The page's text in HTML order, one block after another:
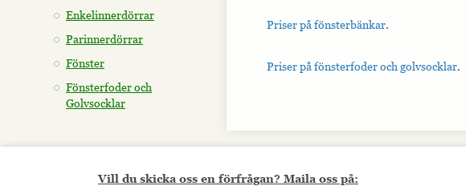
Enkelinnerdörrar
Parinnerdörrar
Fönster
Fönsterfoder och
Golvsocklar
Priser på fönsterbänkar.
Priser på fönsterfoder och golvsocklar.
Vill du skicka oss en förfrågan? Maila oss på: